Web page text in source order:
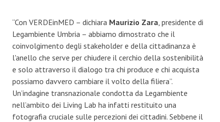
“Con VERDEinMED – dichiara Maurizio Zara , presidente di
Legambiente Umbria – abbiamo dimostrato che il
coinvolgimento degli stakeholder e della cittadinanza è
l'anello che serve per chiudere il cerchio della sostenibilità
e solo attraverso il dialogo tra chi produce e chi acquista
possiamo davvero cambiare il volto della filiera”.
Un’indagine transnazionale condotta da Legambiente
nell’ambito dei Living Lab ha infatti restituito una
fotografia cruciale sulle percezioni dei cittadini. Sebbene il